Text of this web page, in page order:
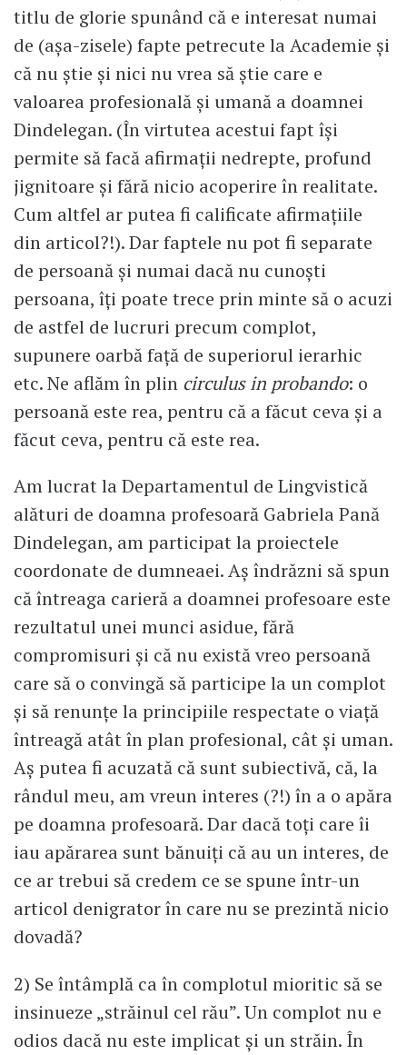
titlu de glorie spunând că e interesat numai
de (așa-zisele) fapte petrecute la Academie și
că nu știe și nici nu vrea să știe care e
valoarea profesională și umană a doamnei
Dindelegan. (În virtutea acestui fapt își
permite să facă afirmații nedrepte, profund
jignitoare și fără nicio acoperire în realitate.
Cum altfel ar putea fi calificate afirmațiile
din articol?!). Dar faptele nu pot fi separate
de persoană și numai dacă nu cunoști
persoana, îți poate trece prin minte să o acuzi
de astfel de lucruri precum complot,
supunere oarbă față de superiorul ierarhic
etc. Ne aflăm în plin circulus in probando: o
persoană este rea, pentru că a făcut ceva și a
făcut ceva, pentru că este rea.
Am lucrat la Departamentul de Lingvistică
alături de doamna profesoară Gabriela Pană
Dindelegan, am participat la proiectele
coordonate de dumneaei. Aș îndrăzni să spun
că întreaga carieră a doamnei profesoare este
rezultatul unei munci asidue, fără
compromisuri și că nu există vreo persoană
care să o convingă să participe la un complot
și să renunțe la principiile respectate o viață
întreagă atât în plan profesional, cât și uman.
Aș putea fi acuzată că sunt subiectivă, că, la
rândul meu, am vreun interes (?!) în a o apăra
pe doamna profesoară. Dar dacă toți care îi
iau apărarea sunt bănuiți că au un interes, de
ce ar trebui să credem ce se spune într-un
articol denigrator în care nu se prezintă nicio
dovadă?
2) Se întâmplă ca în complotul mioritic să se
insinueze „străinul cel rău”. Un complot nu e
odios dacă nu este implicat și un străin. În